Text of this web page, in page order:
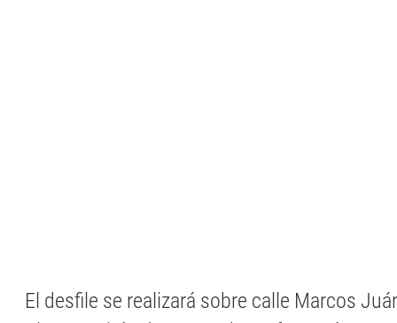
El desfile se realizará sobre calle Marcos